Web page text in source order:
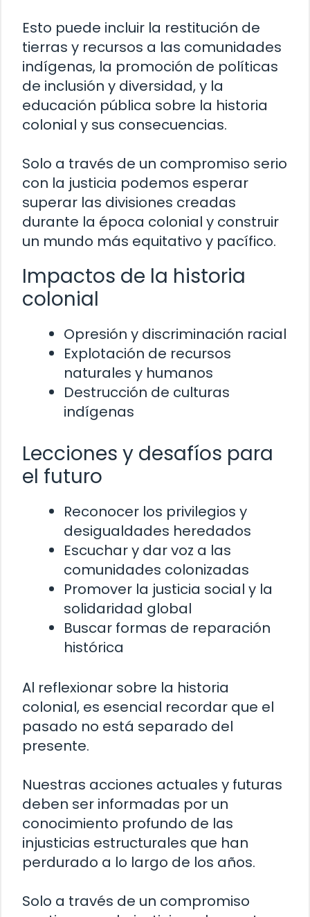
Esto puede incluir la restitución de
tierras y recursos a las comunidades
indígenas, la promoción de políticas
de inclusión y diversidad, y la
educación pública sobre la historia
colonial y sus consecuencias.
Solo a través de un compromiso serio
con la justicia podemos esperar
superar las divisiones creadas
durante la época colonial y construir
un mundo más equitativo y pacífico.
Impactos de la historia
colonial
Opresión y discriminación racial
Explotación de recursos
naturales y humanos
Destrucción de culturas
indígenas
Lecciones y desafíos para
el futuro
Reconocer los privilegios y
desigualdades heredados
Escuchar y dar voz a las
comunidades colonizadas
Promover la justicia social y la
solidaridad global
Buscar formas de reparación
histórica
Al reflexionar sobre la historia
colonial, es esencial recordar que el
pasado no está separado del
presente.
Nuestras acciones actuales y futuras
deben ser informadas por un
conocimiento profundo de las
injusticias estructurales que han
perdurado a lo largo de los años.
Solo a través de un compromiso